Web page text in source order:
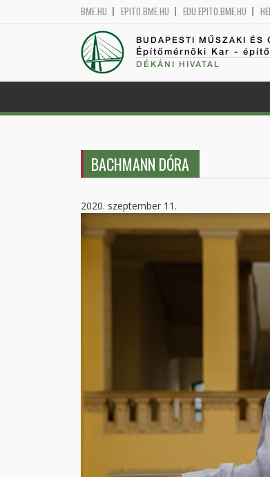
BME.HU EPITO.BME.HU EDU.EPITO.BME.HU
BUDAPESTI MŰSZAKI ÉS
Építőmérnöki Kar -
DÉKÁNI HIVATAL
BACHMANN DÓRA
2020. szeptember 11.